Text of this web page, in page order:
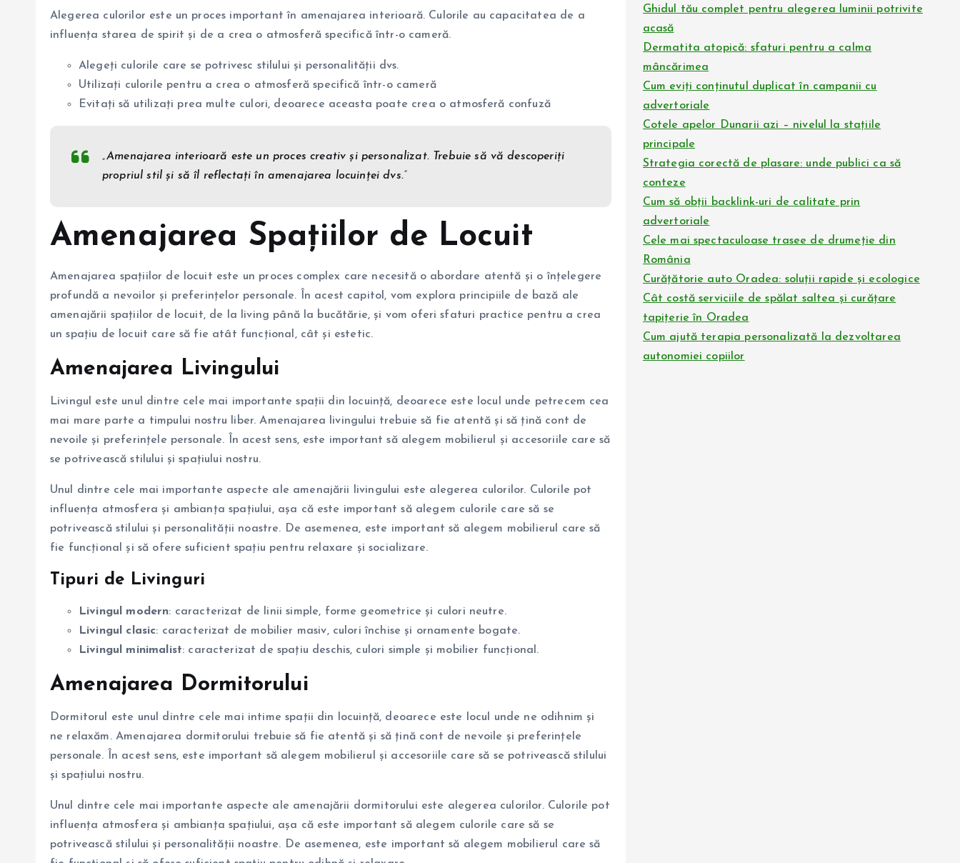
Alegerea culorilor este un proces important în amenajarea interioară. Culorile au capacitatea de a
influența starea de spirit și de a crea o atmosferă specifică într-o cameră.
Alegeți culorile care se potrivesc stilului și personalității dvs.
Utilizați culorile pentru a crea o atmosferă specifică într-o cameră
Evitați să utilizați prea multe culori, deoarece aceasta poate crea o atmosferă confuză
„Amenajarea interioară este un proces creativ și personalizat. Trebuie să vă descoperiți
propriul stil și să îl reflectați în amenajarea locuinței dvs.”
Amenajarea Spațiilor de Locuit
Amenajarea spațiilor de locuit este un proces complex care necesită o abordare atentă și o înțelegere
profundă a nevoilor și preferințelor personale. În acest capitol, vom explora principiile de bază ale
amenajării spațiilor de locuit, de la living până la bucătărie, și vom oferi sfaturi practice pentru a crea
un spațiu de locuit care să fie atât funcțional, cât și estetic.
Amenajarea Livingului
Livingul este unul dintre cele mai importante spații din locuință, deoarece este locul unde petrecem cea
mai mare parte a timpului nostru liber. Amenajarea livingului trebuie să fie atentă și să țină cont de
nevoile și preferințele personale. În acest sens, este important să alegem mobilierul și accesoriile care să
se potrivească stilului și spațiului nostru.
Unul dintre cele mai importante aspecte ale amenajării livingului este alegerea culorilor. Culorile pot
influența atmosfera și ambianța spațiului, așa că este important să alegem culorile care să se
potrivească stilului și personalității noastre. De asemenea, este important să alegem mobilierul care să
fie funcțional și să ofere suficient spațiu pentru relaxare și socializare.
Tipuri de Livinguri
Livingul modern: caracterizat de linii simple, forme geometrice și culori neutre.
Livingul clasic: caracterizat de mobilier masiv, culori închise și ornamente bogate.
Livingul minimalist: caracterizat de spațiu deschis, culori simple și mobilier funcțional.
Amenajarea Dormitorului
Dormitorul este unul dintre cele mai intime spații din locuință, deoarece este locul unde ne odihnim și
ne relaxăm. Amenajarea dormitorului trebuie să fie atentă și să țină cont de nevoile și preferințele
personale. În acest sens, este important să alegem mobilierul și accesoriile care să se potrivească stilului
și spațiului nostru.
Unul dintre cele mai importante aspecte ale amenajării dormitorului este alegerea culorilor. Culorile pot
influența atmosfera și ambianța spațiului, așa că este important să alegem culorile care să se
potrivească stilului și personalității noastre. De asemenea, este important să alegem mobilierul care să
Ghidul tău complet pentru alegerea luminii potrivite
acasă
Dermatita atopică: sfaturi pentru a calma
mâncărimea
Cum eviți conținutul duplicat în campanii cu
advertoriale
Cotele apelor Dunarii azi – nivelul la stațiile
principale
Strategia corectă de plasare: unde publici ca să
conteze
Cum să obții backlink-uri de calitate prin
advertoriale
Cele mai spectaculoase trasee de drumeție din
România
Curățătorie auto Oradea: soluții rapide și ecologice
Cât costă serviciile de spălat saltea și curățare
tapițerie în Oradea
Cum ajută terapia personalizată la dezvoltarea
autonomiei copiilor